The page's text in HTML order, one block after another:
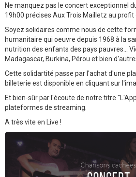
Ne manquez pas le concert exceptionnel
19h00 précises Aux Trois Mailletz au profit
Soyez solidaires comme nous de cette
humanitaire qui oeuvre depuis 1968 à la
nutrition des enfants des pays pauvres...
Madagascar, Burkina, Pérou et bien
Cette solidartité passe par l'achat d'une
billeterie est disponible en cliquant sur
Et bien-sûr par l'écoute de notre titre
plateformes de streaming.
A très vite en Live !